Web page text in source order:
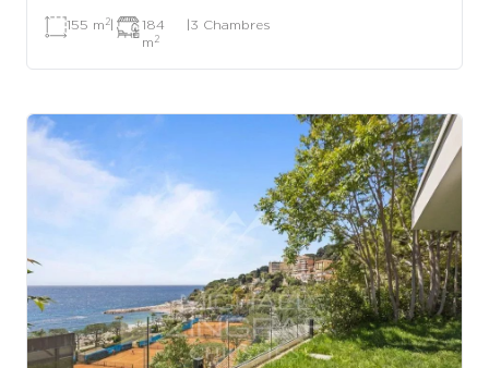
155 m 2|
184
m 2
|3 Chambres